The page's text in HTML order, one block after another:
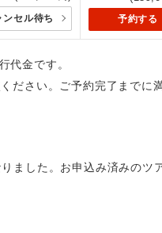
ンセル待ち 予約する
代金です。
さい。ご予約完了までに
ました。お申込み済みの
全てのお食事が付い
お部屋にてゆっくり